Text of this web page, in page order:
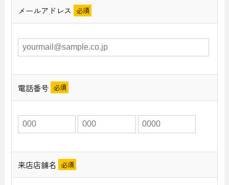
メールアドレス
電話番号
来店店舗名